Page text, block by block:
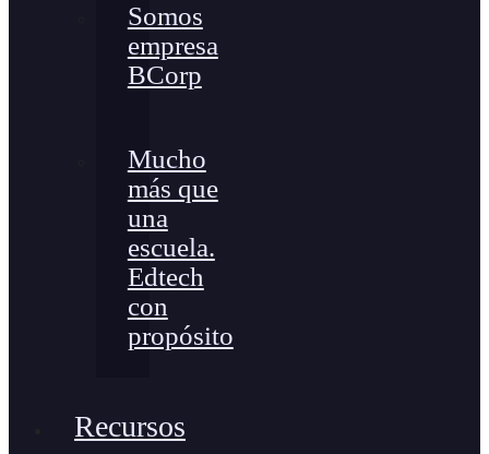
Somos
empresa
BCorp
Mucho
más que
una
escuela.
Edtech
con
propósito
Recursos